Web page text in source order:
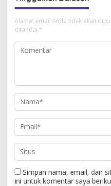
Alamat email Anda tidak akan
ditandai *
Simpan nama, email, dan
ini untuk komentar saya